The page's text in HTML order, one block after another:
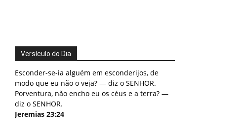
Versículo do Dia
Esconder-se-ia alguém em esconderijos, de
modo que eu não o veja? — diz o SENHOR.
Porventura, não encho eu os céus e a terra? —
diz o SENHOR.
Jeremias 23:24